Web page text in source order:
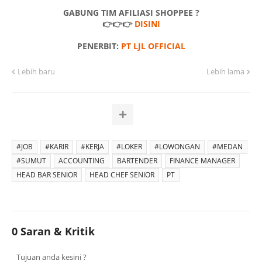
GABUNG TIM AFILIASI SHOPPEE ?
👉👉👉 DISINI
PENERBIT: PT LJL OFFICIAL
Lebih baru Lebih lama
#JOB #KARIR #KERJA #LOKER #LOWONGAN
#MEDAN
#SUMUT
ACCOUNTING BARTENDER
FINANCE MANAGER
HEAD BAR SENIOR
HEAD CHEF SENIOR PT
0 Saran & Kritik
Tujuan anda kesini ?